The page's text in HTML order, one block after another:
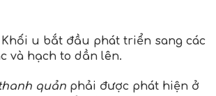
u bắt đầu phát triển sang các
và hạch to dần lên.
quản phải được phát hiện ở